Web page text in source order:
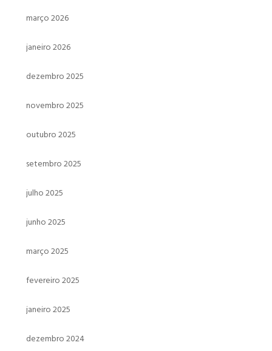
março 2026
janeiro 2026
dezembro 2025
novembro 2025
outubro 2025
setembro 2025
julho 2025
junho 2025
março 2025
fevereiro 2025
janeiro 2025
dezembro 2024